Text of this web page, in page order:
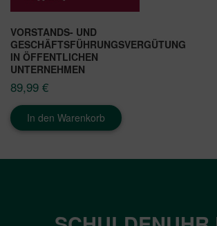
VORSTANDS- UND
GESCHÄFTSFÜHRUNGSVERGÜTUNG
IN ÖFFENTLICHEN
UNTERNEHMEN
89,99 €
In den Warenkorb